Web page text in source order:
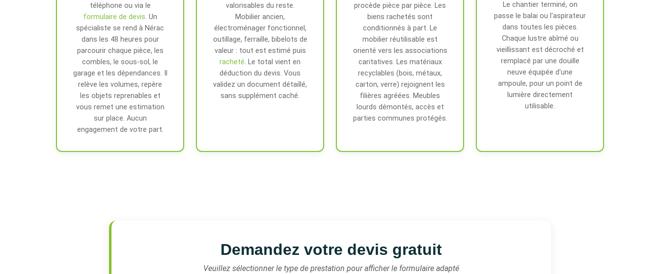
téléphone ou via le
formulaire de devis. Un
spécialiste se rend à Nérac
dans les 48 heures pour
parcourir chaque pièce, les
combles, le sous-sol, le
garage et les dépendances. Il
relève les volumes, repère
les objets reprenables et
vous remet une estimation
sur place. Aucun
engagement de votre part.
valorisables du reste.
Mobilier ancien,
électroménager fonctionnel,
outillage, ferraille, bibelots de
valeur : tout est estimé puis
racheté. Le total vient en
déduction du devis. Vous
validez un document détaillé,
sans supplément caché.
procède pièce par pièce. Les
biens rachetés sont
conditionnés à part. Le
mobilier réutilisable est
orienté vers les associations
caritatives. Les matériaux
recyclables (bois, métaux,
carton, verre) rejoignent les
filières agréées. Meubles
lourds démontés, accès et
parties communes protégés.
Le chantier terminé, on
passe le balai ou l'aspirateur
dans toutes les pièces.
Chaque lustre abîmé ou
vieillissant est décroché et
remplacé par une douille
neuve équipée d'une
ampoule, pour un point de
lumière directement
utilisable.
Demandez votre devis gratuit
Veuillez sélectionner le type de prestation pour afficher le formulaire adapté